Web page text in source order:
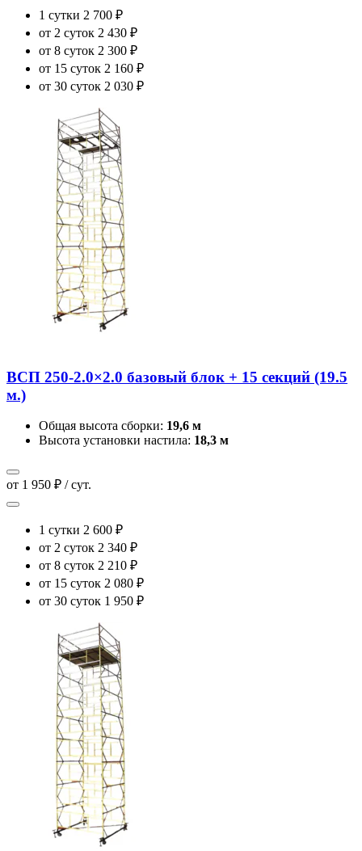
1 сутки 2 700 ₽
от 2 суток 2 430 ₽
от 8 суток 2 300 ₽
от 15 суток 2 160 ₽
от 30 суток 2 030 ₽
ВСП 250-2.0×2.0 базовый блок + 15 секций (19.5
м.)
Общая высота сборки: 19,6 м
Высота установки настила: 18,3 м
от 1 950 ₽ / сут.
1 сутки 2 600 ₽
от 2 суток 2 340 ₽
от 8 суток 2 210 ₽
от 15 суток 2 080 ₽
от 30 суток 1 950 ₽